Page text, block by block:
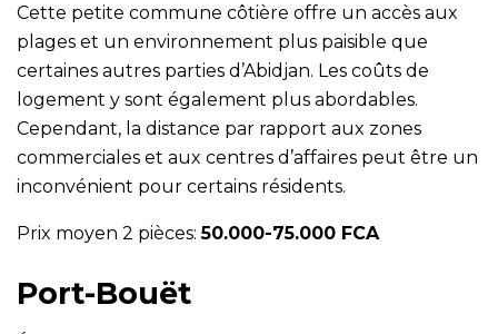
Cette petite commune côtière offre un accès aux
plages et un environnement plus paisible que
certaines autres parties d’Abidjan. Les coûts de
logement y sont également plus abordables.
Cependant, la distance par rapport aux zones
commerciales et aux centres d’affaires peut être un
inconvénient pour certains résidents.
Prix moyen 2 pièces:50.000-75.000 FCA
Port-Bouët